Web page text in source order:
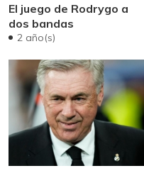
El juego de Rodrygo a
dos bandas
2 año(s)